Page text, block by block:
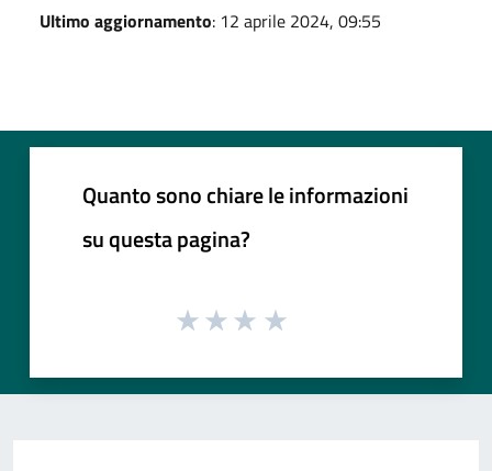
Ultimo aggiornamento: 12 aprile 2024, 09:55
Quanto sono chiare le informazioni
su questa pagina?